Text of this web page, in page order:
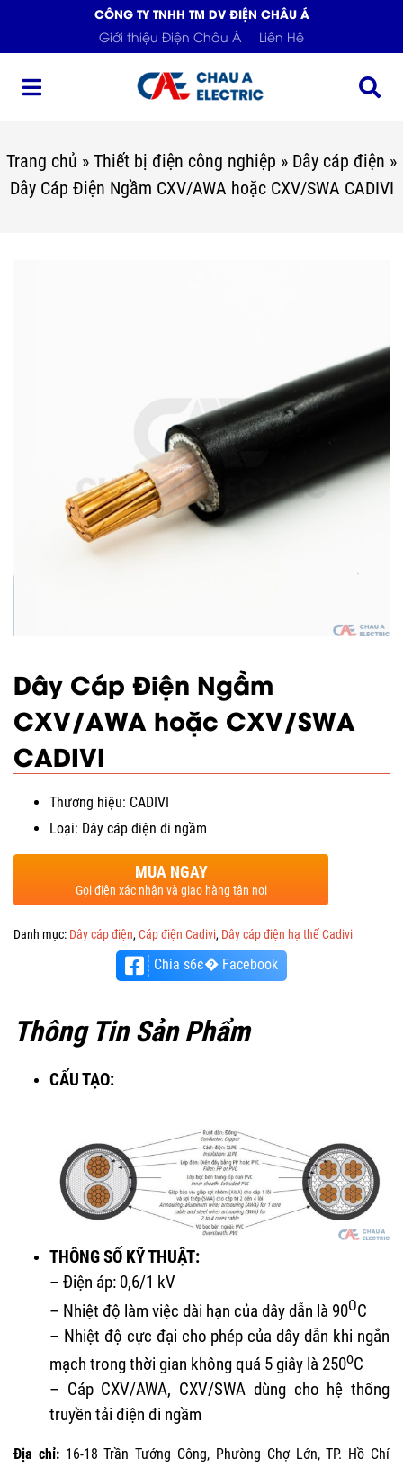
CÔNG TY TNHH TM DV ĐIỆN CHÂU Á
Giới thiệu Điện Châu Á
Liên Hệ
Trang chủ » Thiết bị điện công nghiệp » Dây cáp điện »
Dây Cáp Điện Ngầm CXV/AWA hoặc CXV/SWA CADIVI
Dây Cáp Điện Ngầm
CXV/AWA hoặc CXV/SWA
CADIVI
Thương hiệu: CADIVI
Loại: Dây cáp điện đi ngầm
MUA NGAY
Gọi điện xác nhận và giao hàng tận nơi
Danh mục: Dây cáp điện, Cáp điện Cadivi, Dây cáp điện hạ thế Cadivi
Chia sбє� Facebook
Thông Tin Sản Phẩm
CẤU TẠO:
THÔNG SỐ KỸ THUẬT:
– Điện áp: 0,6/1 kV
– Nhiệt độ làm việc dài hạn của dây dẫn là 90OC
– Nhiệt độ cực đại cho phép của dây dẫn khi ngắn
mạch trong thời gian không quá 5 giây là 250oC
– Cáp CXV/AWA, CXV/SWA dùng cho hệ thống
truyền tải điện đi ngầm
Địa chỉ:16-18 Trần Tướng Công, Phường Chợ Lớn, TP. Hồ Chí